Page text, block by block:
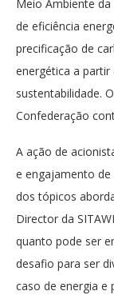
Meio Ambiente
de eficiência
precificação de
energética a partir
sustentabilidade.
Confederação
A ação de
e engajamento de
dos tópicos
Director da
quanto pode ser
desafio para ser
caso de energia e